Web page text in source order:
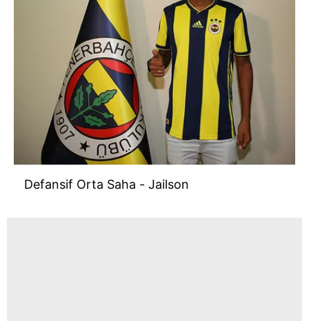
Çerezlere ilişkin tercihlerinizi aşağıda yer alan panel
vasıtasıyla belirleyebilirsiniz. Çerezlere ilişkin detaylı bilgi
için Ayarlar butonuna tıklayabilir,Çerez Bilgilendirme
Metnimiziziyaret edebilirsiniz.
6698 sayılı Kişisel Verilerin Korunması Kanunu uyarınca
hazırlanmış Aydınlatma Metnimizi okumak ve sitemizde
ilgili mevzuata uygun olarak kullanılan çerezlerle ilgili bilgi
almak için lütfentıklayınız.
Defansif Orta Saha - Jailson